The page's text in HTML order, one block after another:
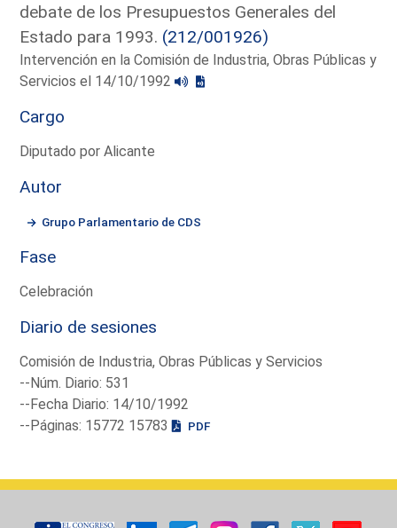
debate de los Presupuestos Generales del
Estado para 1993. (212/001926)
Intervención en la Comisión de Industria, Obras Públicas y
Servicios el 14/10/1992
Cargo
Diputado por Alicante
Autor
Grupo Parlamentario de CDS
Fase
Celebración
Diario de sesiones
Comisión de Industria, Obras Públicas y Servicios
--Núm. Diario: 531
--Fecha Diario: 14/10/1992
--Páginas: 15772 15783
PDF